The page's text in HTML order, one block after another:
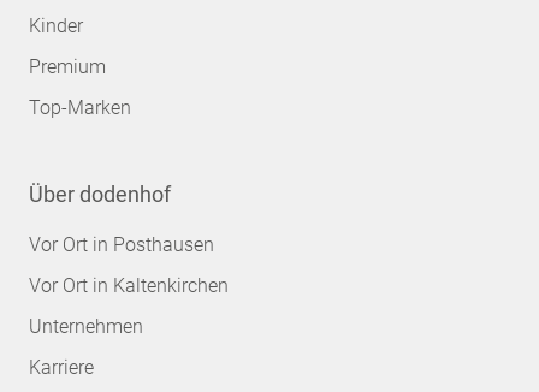
Kinder
Premium
Top-Marken
Über dodenhof
Vor Ort in Posthausen
Vor Ort in Kaltenkirchen
Unternehmen
Karriere